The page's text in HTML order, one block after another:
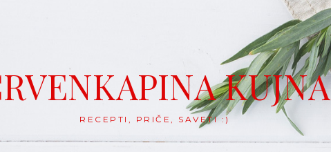
KUJNA
RECEPTI, PRIČE, SAVETI :)